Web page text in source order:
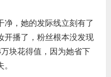
净，她的发际线立刻有了
开播了，粉丝根本没发现
块花得值，因为她省下